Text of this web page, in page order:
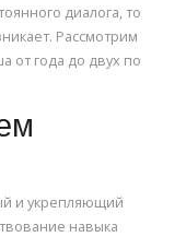
диалога, то
Рассмотрим
от года до двух по
и укрепляющий
навыка